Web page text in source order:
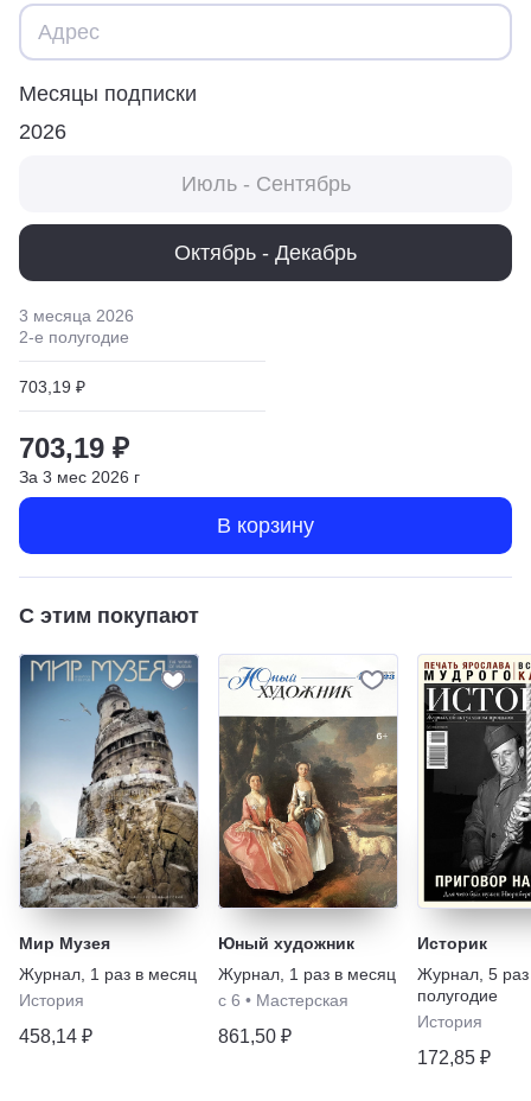
Месяцы подписки
2026
Июль - Сентябрь
Октябрь - Декабрь
3 месяца 2026
2-е полугодие
703,19 ₽
703,19 ₽
За 3 мес 2026 г
В корзину
С этим покупают
Мир Музея
Журнал 1 раз в месяц
История
458,14 ₽
Юный художник
Журнал 1 раз в месяц
с 6 • Мастерская
861,50 ₽
Историк
Журнал 5
полугодие
История
172,85 ₽